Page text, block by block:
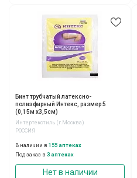
Бинт трубчатый латексно-
полиэфирный Интекс, размер 5
(0,15м х3,5см)
Интертекстиль (г.Москва)
РОССИЯ
В наличии в 155 аптеках
Под заказ в 3 аптеках
Нет в наличии